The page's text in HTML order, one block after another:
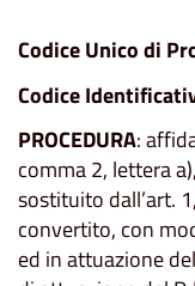
Codice Unico di
Codice
PROCEDURA:
comma 2, lettera
sostituito dall’art.
convertito, con
ed in attuazione